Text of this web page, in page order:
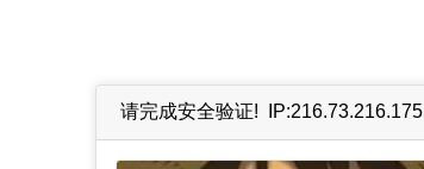
请完成安全验证! IP:216.73.216.175